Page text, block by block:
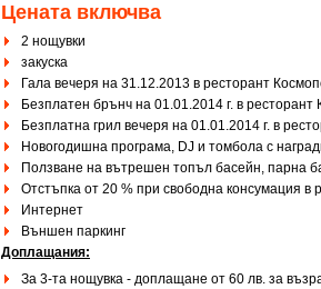
Цената включва
2 нощувки
закуска
Гала вечеря на 31.12.2013 в ресторант
Безплатен брънч на 01.01.2014 г. в ресторант
Безплатна грил вечеря на 01.01.2014 г. в
Новогодишна програма, DJ и томбола с
Ползване на вътрешен топъл басейн, парна
Отстъпка от 20 % при свободна консумация в
Интернет
Външен паркинг
Доплащания:
За 3-та нощувка - доплащане от 60 лв. за